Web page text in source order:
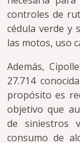
controles de
cédula verde y
las motos, uso
Además,
27.714
propósito es
objetivo que
de siniestros
consumo de